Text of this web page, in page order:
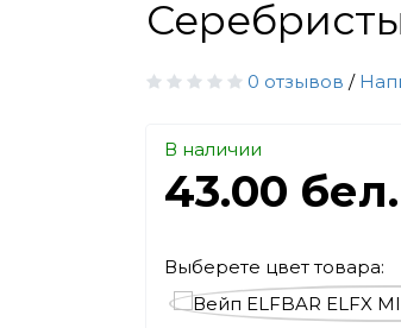
0 отзывов /
В наличии
43.00
Выберете цвет товара: